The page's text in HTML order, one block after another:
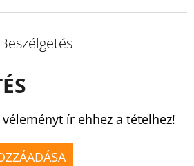
Beszélgetés
ír ehhez a tételhez!